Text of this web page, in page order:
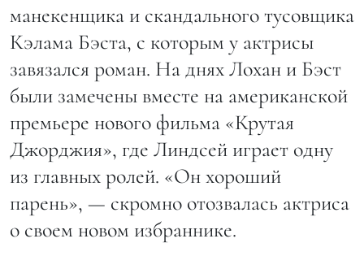
манекенщика и скандального тусовщика
Кэлама Бэста, с которым у актрисы
завязался роман. На днях Лохан и Бэст
были замечены вместе на американской
премьере нового фильма «Крутая
Джорджия», где Линдсей играет одну
из главных ролей. «Он хороший
парень», — скромно отозвалась актриса
о своем новом избраннике.